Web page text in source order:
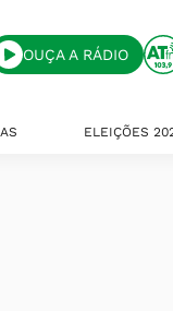
OUÇA A RÁDIO
ELEIÇÕES